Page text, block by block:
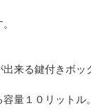
来る鍵付きボッ
量１０リットル。